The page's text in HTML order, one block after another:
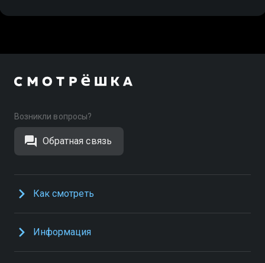
Возникли вопросы?
Обратная связь
Как смотреть
Информация